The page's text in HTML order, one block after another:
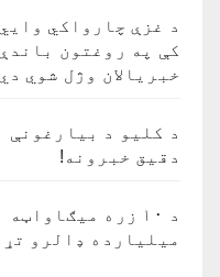
د غزې چارواکي
خبریالان وژل شوي دي
د کلیو د بیارغونې
دقیق خبرونه!
میلیارده ډالرو